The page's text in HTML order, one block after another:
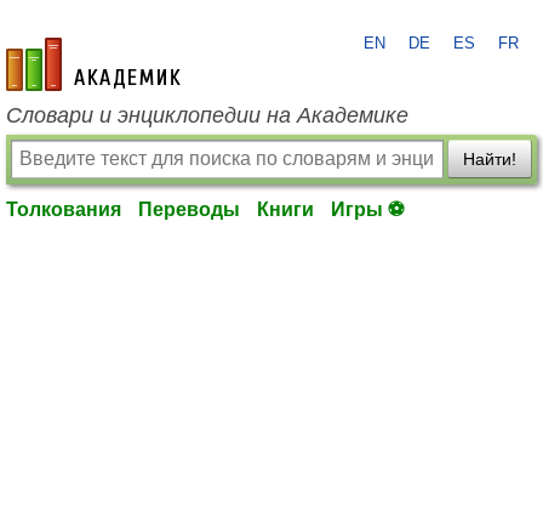
academic.ru
EN DE ES FR
Словари и энциклопедии на Академике
Найти!
Толкования Переводы Книги Игры ⚽